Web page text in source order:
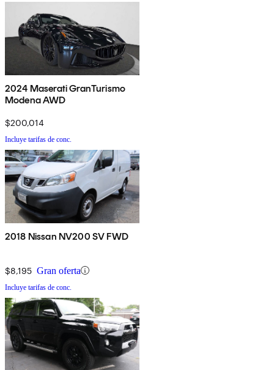
2024 Maserati GranTurismo
Modena AWD
$200,014
Incluye tarifas de conc.
2018 Nissan NV200 SV FWD
$8,195 Gran oferta
Incluye tarifas de conc.